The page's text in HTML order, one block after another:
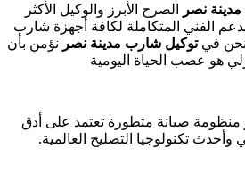
نصر
الصرح الأبرز والوكيل الأكثر
الفني المتكاملة لكافة أجهزة شارب
نحن فيتوكيل شارب مدينة نصر نؤمن بأن
هو عصب الحياة اليومية
منظومة صيانة متطورة تعتمد على أدق
تكنولوجيا التصليح العالمية.